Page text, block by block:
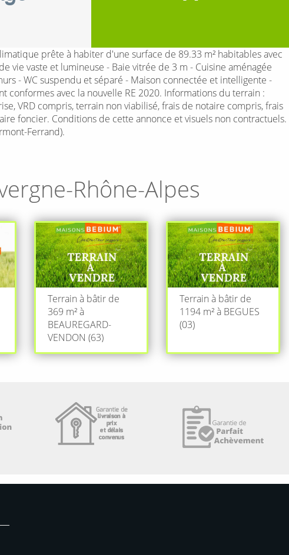
prête à habiter d'une surface de 89.33 m² habitables avec
vie vaste et lumineuse - Baie vitrée de 3 m - Cuisine aménagée
- WC suspendu et séparé - Maison connectée et intelligente -
avec la nouvelle RE 2020. Informations du terrain :
VRD compris, terrain non viabilisé, frais de notaire compris, frais
foncier. Conditions de cette annonce et visuels non contractuels.
Ferrand).
Rhône-Alpes
Terrain à bâtir de
369 m² à
BEAUREGARD-
VENDON (63)
Terrain à bâtir de
1194 m² à BEGUES
(03)